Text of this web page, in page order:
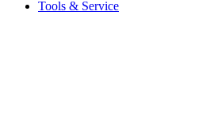
Tools & Service